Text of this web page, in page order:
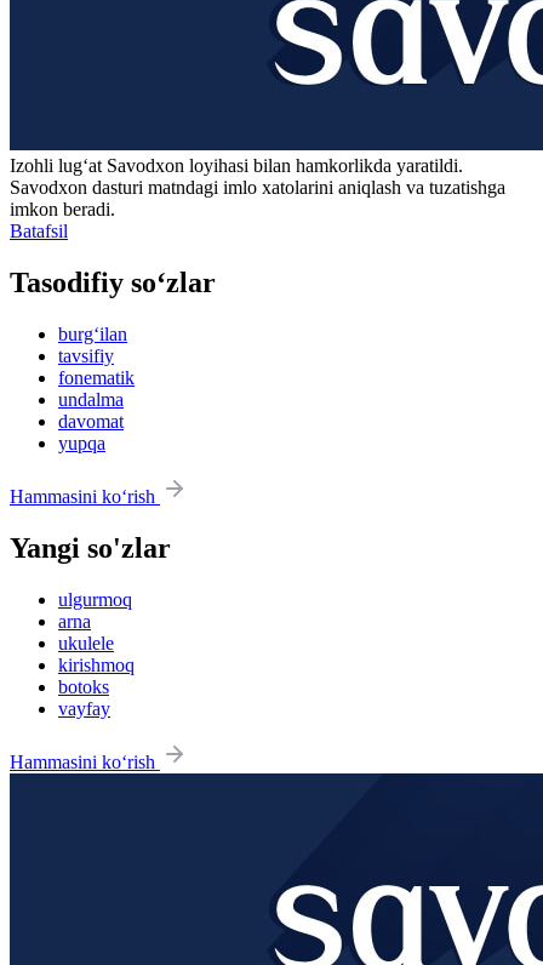
Izohli lugʻat Savodxon loyihasi bilan hamkorlikda yaratildi.
Savodxon dasturi matndagi imlo xatolarini aniqlash va tuzatishga
imkon beradi.
Batafsil
Tasodifiy so‘zlar
burg‘ilan
tavsifiy
fonematik
undalma
davomat
yupqa
Hammasini ko‘rish
Yangi so'zlar
ulgurmoq
arna
ukulele
kirishmoq
botoks
vayfay
Hammasini ko‘rish